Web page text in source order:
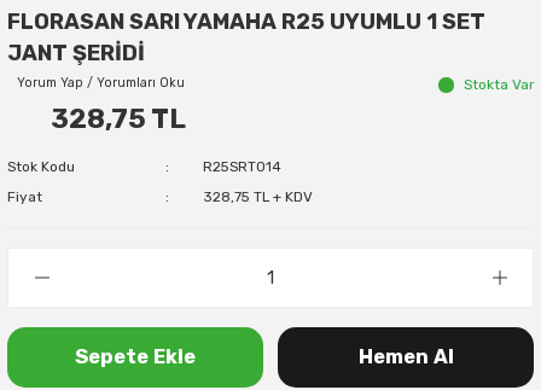
FLORASAN SARI YAMAHA R25 UYUMLU 1 SET
JANT ŞERİDİ
Yorum Yap / Yorumları Oku Stokta Var
328,75 TL
Stok Kodu
R25SRT014
Fiyat
328,75 TL + KDV
Sepete Ekle Hemen Al